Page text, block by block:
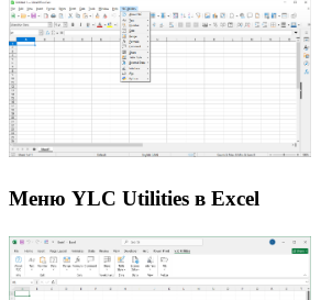
Меню YLC Utilities в Excel